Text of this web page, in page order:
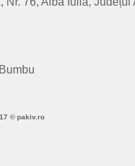
© pakiv.ro